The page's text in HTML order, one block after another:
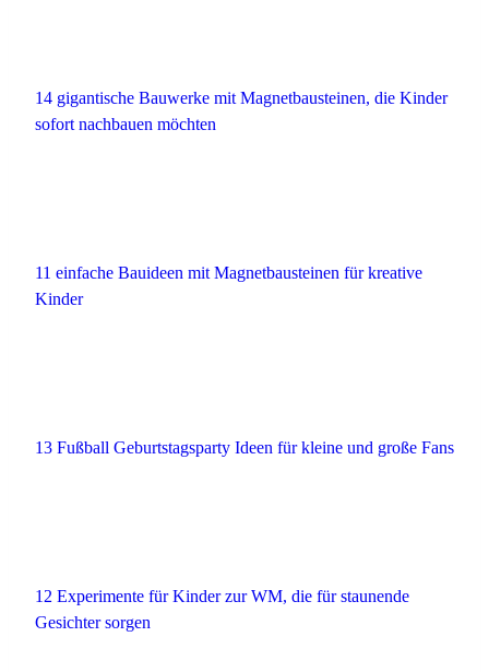
14 gigantische Bauwerke mit Magnetbausteinen, die Kinder
sofort nachbauen möchten
11 einfache Bauideen mit Magnetbausteinen für kreative
Kinder
13 Fußball Geburtstagsparty Ideen für kleine und große Fans
12 Experimente für Kinder zur WM, die für staunende
Gesichter sorgen